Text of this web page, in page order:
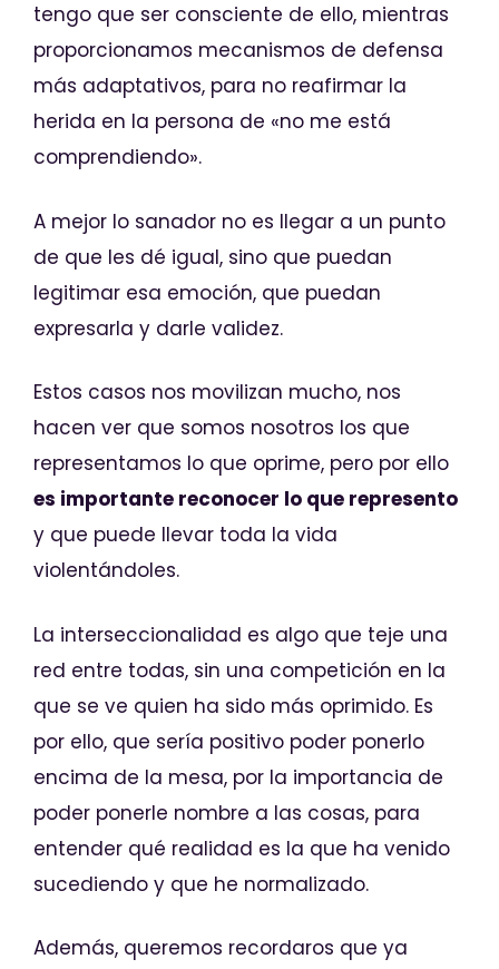
tengo que ser consciente de ello, mientras
proporcionamos mecanismos de defensa
más adaptativos, para no reafirmar la
herida en la persona de «no me está
comprendiendo».
A mejor lo sanador no es llegar a un punto
de que les dé igual, sino que puedan
legitimar esa emoción, que puedan
expresarla y darle validez.
Estos casos nos movilizan mucho, nos
hacen ver que somos nosotros los que
representamos lo que oprime, pero por ello
es importante reconocer lo que represento
y que puede llevar toda la vida
violentándoles.
La interseccionalidad es algo que teje una
red entre todas, sin una competición en la
que se ve quien ha sido más oprimido. Es
por ello, que sería positivo poder ponerlo
encima de la mesa, por la importancia de
poder ponerle nombre a las cosas, para
entender qué realidad es la que ha venido
sucediendo y que he normalizado.
Además, queremos recordaros que ya